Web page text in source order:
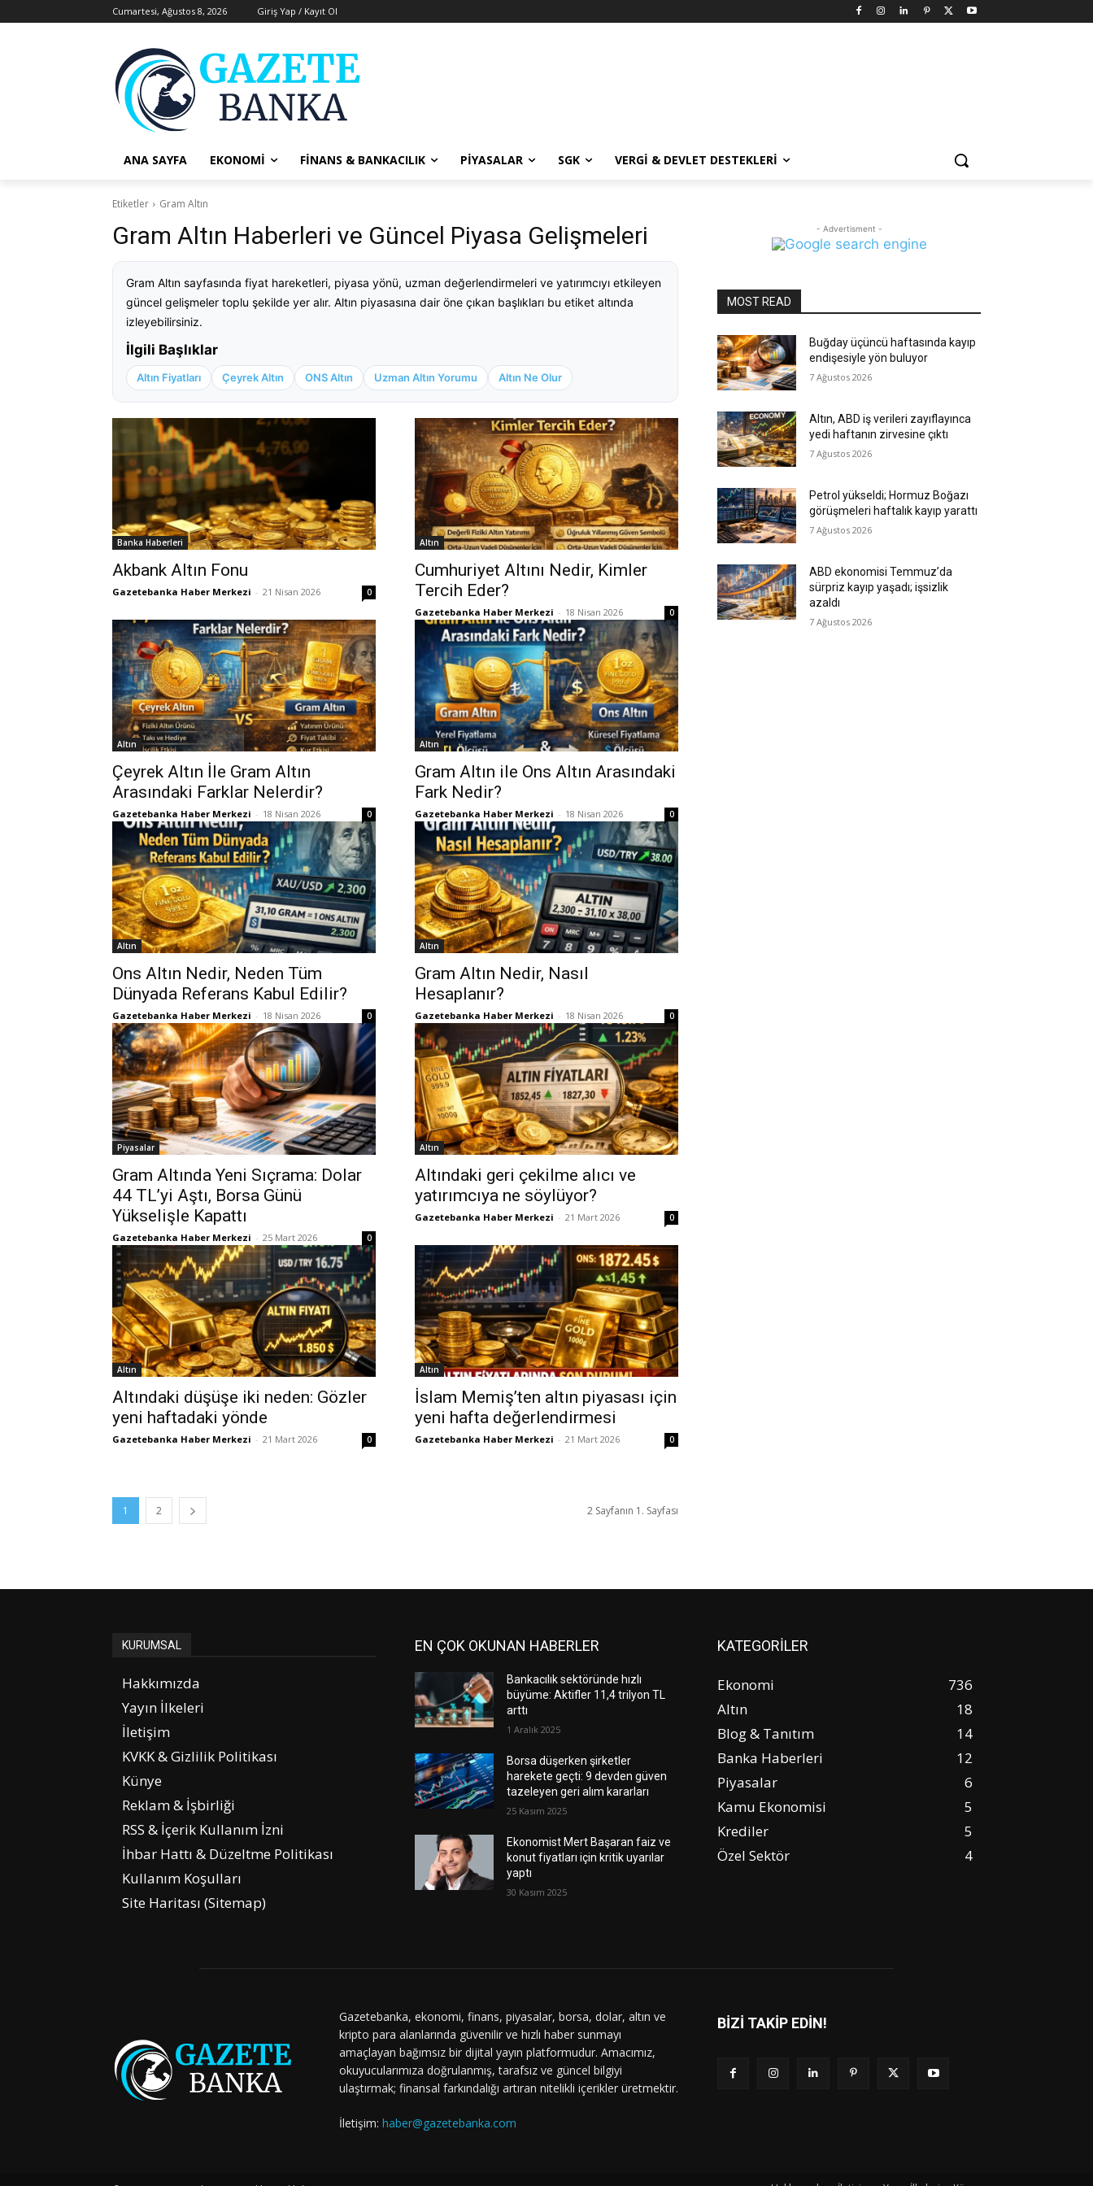
Cumartesi, Ağustos 8, 2026 Giriş Yap / Kayıt Ol
ANA SAYFA EKONOMI FINANS & BANKACILIK PIYASALAR SGK VERGI & DEVLET DESTEKLERI
Etiketler Gram Altın
Gram Altın Haberleri ve Güncel Piyasa Gelişmeleri
Gram Altın sayfasında fiyat hareketleri, piyasa yönü, uzman değerlendirmeleri ve yatırımcıyı etkileyen
güncel gelişmeler toplu şekilde yer alır. Altın piyasasına dair öne çıkan başlıkları bu etiket altında
izleyebilirsiniz.
İlgili Başlıklar
Altın Fiyatları Çeyrek Altın ONS Altın Uzman Altın Yorumu Altın Ne Olur
Banka Haberleri
Akbank Altın Fonu
Gazetebanka Haber Merkezi - 21 Nisan 2026 0
Altın
Cumhuriyet Altını Nedir, Kimler
Tercih Eder?
Gazetebanka Haber Merkezi - 18 Nisan 2026 0
Altın
Çeyrek Altın İle Gram Altın
Arasındaki Farklar Nelerdir?
Gazetebanka Haber Merkezi - 18 Nisan 2026 0
Altın
Gram Altın ile Ons Altın Arasındaki
Fark Nedir?
Gazetebanka Haber Merkezi - 18 Nisan 2026 0
Altın
Ons Altın Nedir, Neden Tüm
Dünyada Referans Kabul Edilir?
Gazetebanka Haber Merkezi - 18 Nisan 2026 0
Altın
Gram Altın Nedir, Nasıl
Hesaplanır?
Gazetebanka Haber Merkezi - 18 Nisan 2026 0
Piyasalar
Gram Altında Yeni Sıçrama: Dolar
44 TL’yi Aştı, Borsa Günü
Yükselişle Kapattı
Gazetebanka Haber Merkezi - 25 Mart 2026 0
Altın
Altındaki geri çekilme alıcı ve
yatırımcıya ne söylüyor?
Gazetebanka Haber Merkezi - 21 Mart 2026 0
Altın
Altındaki düşüşe iki neden: Gözler
yeni haftadaki yönde
Gazetebanka Haber Merkezi - 21 Mart 2026 0
Altın
İslam Memiş’ten altın piyasası için
yeni hafta değerlendirmesi
Gazetebanka Haber Merkezi - 21 Mart 2026 0
1 2 2 Sayfanın 1. Sayfası
- Advertisment -
MOST READ
Buğday üçüncü haftasında kayıp
endişesiyle yön buluyor
7 Ağustos 2026
Altın, ABD iş verileri zayıflayınca
yedi haftanın zirvesine çıktı
7 Ağustos 2026
Petrol yükseldi; Hormuz Boğazı
görüşmeleri haftalık kayıp yarattı
7 Ağustos 2026
ABD ekonomisi Temmuz’da
sürpriz kayıp yaşadı; işsizlik
azaldı
7 Ağustos 2026
KURUMSAL
Hakkımızda
Yayın İlkeleri
İletişim
KVKK & Gizlilik Politikası
Künye
Reklam & İşbirliği
RSS & İçerik Kullanım İzni
İhbar Hattı & Düzeltme Politikası
Kullanım Koşulları
Site Haritası (Sitemap)
EN ÇOK OKUNAN HABERLER
Bankacılık sektöründe hızlı
büyüme: Aktifler 11,4 trilyon TL
arttı
1 Aralık 2025
Borsa düşerken şirketler
harekete geçti: 9 devden güven
tazeleyen geri alım kararları
25 Kasım 2025
Ekonomist Mert Başaran faiz ve
konut fiyatları için kritik uyarılar
yaptı
30 Kasım 2025
KATEGORİLER
Ekonomi
736
Altın
18
Blog & Tanıtım
14
Banka Haberleri
12
Piyasalar
6
Kamu Ekonomisi
5
Krediler
5
Özel Sektör
4
Gazetebanka, ekonomi, finans, piyasalar, borsa, dolar, altın ve
kripto para alanlarında güvenilir ve hızlı haber sunmayı
amaçlayan bağımsız bir dijital yayın platformudur. Amacımız,
okuyucularımıza doğrulanmış, tarafsız ve güncel bilgiyi
ulaştırmak; finansal farkındalığı artıran nitelikli içerikler üretmektir.
İletişim: haber@gazetebanka.com
BİZİ TAKİP EDİN!